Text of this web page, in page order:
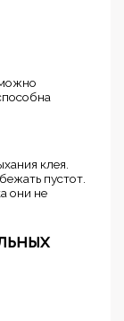
клея.
пустот.
они не